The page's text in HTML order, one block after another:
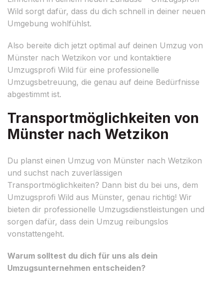
Wild sorgt dafür, dass du dich schnell in deiner neuen
Umgebung wohlfühlst.
Also bereite dich jetzt optimal auf deinen Umzug von
Münster nach Wetzikon vor und kontaktiere
Umzugsprofi Wild für eine professionelle
Umzugsbetreuung, die genau auf deine Bedürfnisse
abgestimmt ist.
Transportmöglichkeiten von
Münster nach Wetzikon
Du planst einen Umzug von Münster nach Wetzikon
und suchst nach zuverlässigen
Transportmöglichkeiten? Dann bist du bei uns, dem
Umzugsprofi Wild aus Münster, genau richtig! Wir
bieten dir professionelle Umzugsdienstleistungen und
sorgen dafür, dass dein Umzug reibungslos
vonstattengeht.
Warum solltest du dich für uns als dein
Umzugsunternehmen entscheiden?